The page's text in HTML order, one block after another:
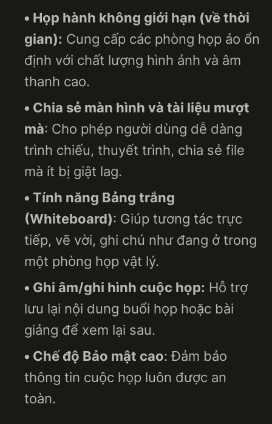
Họp hành không giới hạn (về thời
gian): Cung cấp các phòng họp ảo ổn
định với chất lượng hình ảnh và âm
thanh cao.
Chia sẻ màn hình và tài liệu mượt
mà: Cho phép người dùng dễ dàng
trình chiếu, thuyết trình, chia sẻ file
mà ít bị giật lag.
Tính năng Bảng trắng
(Whiteboard): Giúp tương tác trực
tiếp, vẽ vời, ghi chú như đang ở trong
một phòng họp vật lý.
Ghi âm/ghi hình cuộc họp: Hỗ trợ
lưu lại nội dung buổi họp hoặc bài
giảng để xem lại sau.
Chế độ Bảo mật cao: Đảm bảo
thông tin cuộc họp luôn được an
toàn.